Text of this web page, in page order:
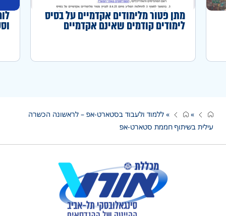
מתן פטור מלימודים אקדמיים על בסיס
לימודים קודמים שאינם אקדמיים
לצורך רישום בפנקס המהנדסים
»
» ללמוד ולעבוד בסטארט-אפ – לראשונה הכשרה
עילית בשיתוף חממת סטארט-אפ